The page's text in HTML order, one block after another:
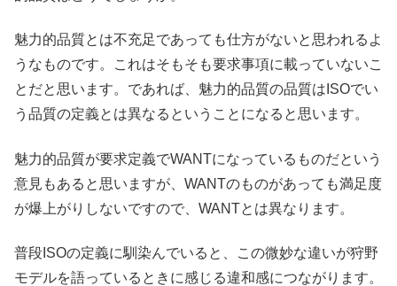
魅力的品質とは不充足であっても仕方がないと思われるよ
うなものです。これはそもそも要求事項に載っていないこ
とだと思います。であれば、魅力的品質の品質はISOでい
う品質の定義とは異なるということになると思います。
魅力的品質が要求定義でWANTになっているものだという
意見もあると思いますが、WANTのものがあっても満足度
が爆上がりしないですので、WANTとは異なります。
普段ISOの定義に馴染んでいると、この微妙な違いが狩野
モデルを語っているときに感じる違和感につながります。